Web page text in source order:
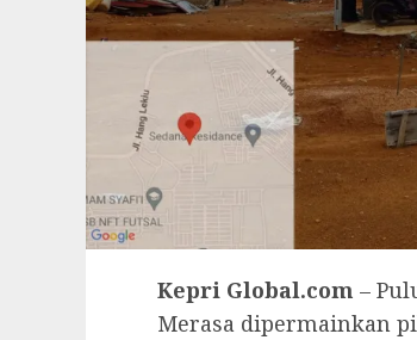
Kepri Global.com –
Merasa dipermainkan